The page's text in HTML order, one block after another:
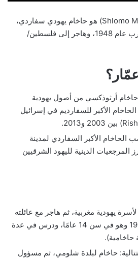
شلومو عمّار (Shlomo Moshe Amar) هو حاخام يهودي سفاردي،
وُلد في الدار البيضاء بالمغرب عام 1948، وهاجر إلى فلسطين/
أرثوذكسي من أصول يهودية
الأكبر للسفارديم في إسرائيل
منصب الحاخام الأكبر السفاردي لمدينة
المرجعيات الدينية لليهود الشرقيين
يهودية مغربية، ثم هاجر مع عائلته
إلى إسرائيل سنة 1962 وهو في سن 14 عامًا، ودرس في عدة
حاخامية).
حاخام لبلدة شلومي، ثم مسؤول